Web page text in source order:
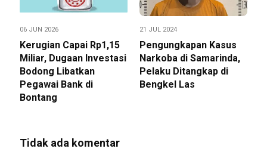
06 JUN 2026
Kerugian Capai Rp1,15
Miliar, Dugaan Investasi
Bodong Libatkan
Pegawai Bank di
Bontang
21 JUL 2024
Pengungkapan Kasus
Narkoba di Samarinda,
Pelaku Ditangkap di
Bengkel Las
Tidak ada komentar